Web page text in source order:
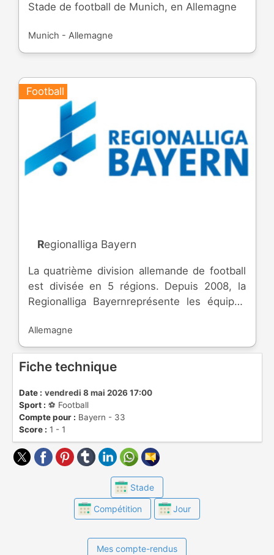
Stade de football de Munich, en Allemagne
Munich - Allemagne
Football
Regionalliga Bayern
La quatrième division allemande de football
est divisée en 5 régions. Depuis 2008, la
Regionalliga Bayernreprésente les équipes
Allemagne
Fiche technique
Date : vendredi 8 mai 2026 17:00
Sport : ⚽️ Football
Compte pour : Bayern - 33
Score : 1 - 1
Stade
Compétition Jour
Mes compte-rendus